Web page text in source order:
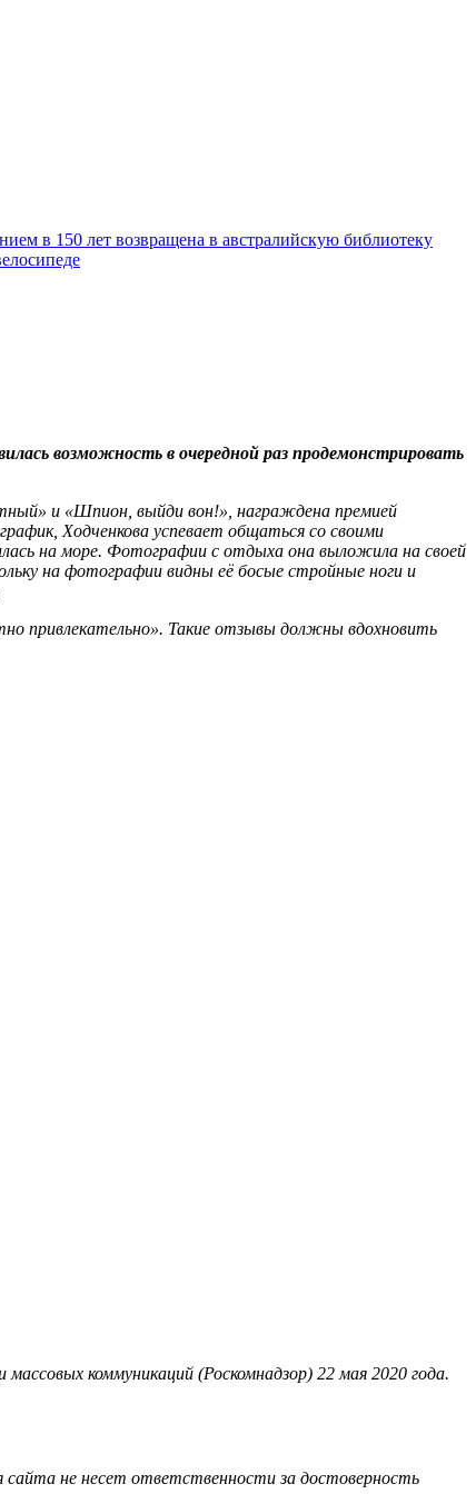
в 150 лет возвращена в австралийскую библиотеку
возможность в очередной раз продемонстрировать
и «Шпион, выйди вон!», награждена премией
Ходченкова успевает общаться со своими
на море. Фотографии с отдыха она выложила на своей
на фотографии видны её босые стройные ноги и
привлекательно». Такие отзывы должны вдохновить
коммуникаций (Роскомнадзор) 22 мая 2020 года.
не несет ответственности за достоверность